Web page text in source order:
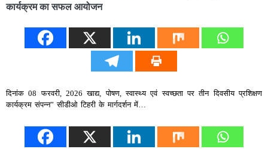
कार्यक्रम का सफल आयोजन
दिनांक 08 फरवरी, 2026 खाद्य, पोषण, स्वास्थ्य एवं स्वच्छता पर तीन दिवसीय प्रशिक्षण
कार्यक्रम संपन्न” सीडीओ टिहरी के मार्गदर्शन में…